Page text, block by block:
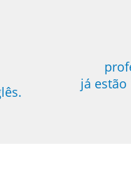
já estão